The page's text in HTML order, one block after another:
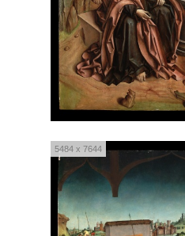
5484 x 7644